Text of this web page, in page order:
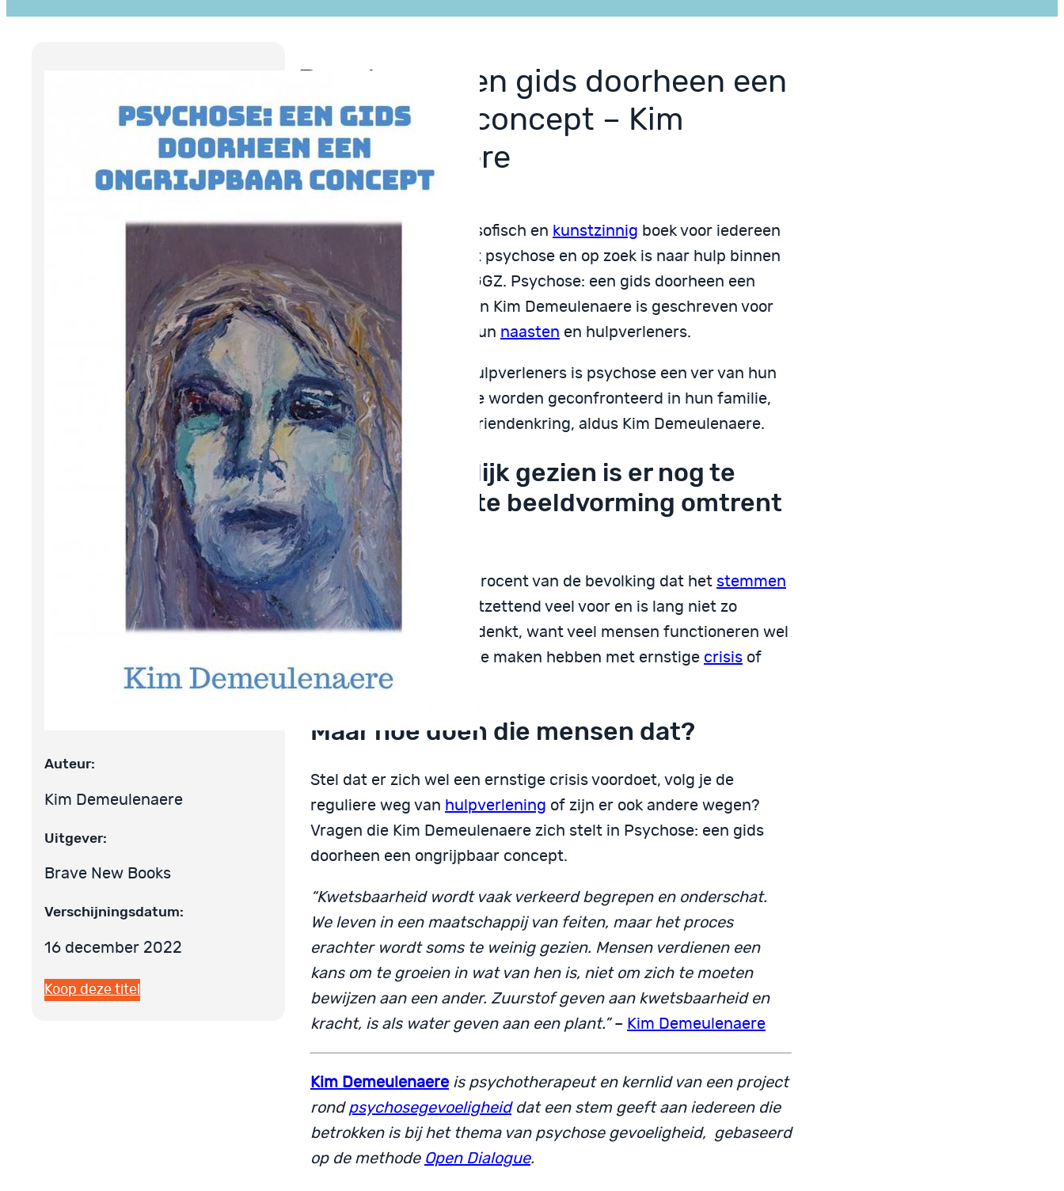
Auteur:
Kim Demeulenaere
Uitgever:
Brave New Books
Verschijningsdatum:
16 december 2022
Koop deze titel
Psychose: een gids doorheen een
ongrijpbaar concept – Kim
Demeulenaere
Een therapeutisch, filosofisch en kunstzinnig boek voor iedereen
die te maken heeft met psychose en op zoek is naar hulp binnen
het landschap van de GGZ. Psychose: een gids doorheen een
ongrijpbaar concept van Kim Demeulenaere is geschreven voor
psychosegevoeligen, hun naasten en hulpverleners.
Voor veel mensen en hulpverleners is psychose een ver van hun
bed show, tot ze er mee worden geconfronteerd in hun familie,
op het werk of in hun vriendenkring, aldus Kim Demeulenaere.
Maatschappelijk gezien is er nog te
weinig correcte beeldvorming omtrent
psychose
Toch rapporteert tien procent van de bevolking dat het stemmen
hoort. Het komt dus ontzettend veel voor en is lang niet zo
beperkend als men nu denkt, want veel mensen functioneren wel
degelijk zonder dat ze te maken hebben met ernstige crisis of
opname.
Maar hoe doen die mensen dat?
Stel dat er zich wel een ernstige crisis voordoet, volg je de
reguliere weg van hulpverlening of zijn er ook andere wegen?
Vragen die Kim Demeulenaere zich stelt in Psychose: een gids
doorheen een ongrijpbaar concept.
“Kwetsbaarheid wordt vaak verkeerd begrepen en onderschat.
We leven in een maatschappij van feiten, maar het proces
erachter wordt soms te weinig gezien. Mensen verdienen een
kans om te groeien in wat van hen is, niet om zich te moeten
bewijzen aan een ander. Zuurstof geven aan kwetsbaarheid en
kracht, is als water geven aan een plant.”– Kim Demeulenaere
Kim Demeulenaere is psychotherapeut en kernlid van een project
rond psychosegevoeligheiddat een stem geeft aan iedereen die
betrokken is bij het thema van psychose gevoeligheid, gebaseerd
op de methode Open Dialogue.